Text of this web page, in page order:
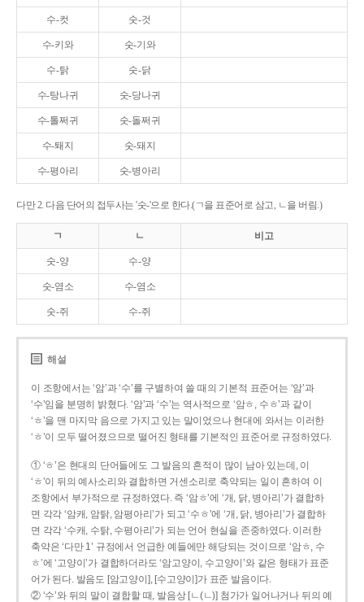
수-컷 숫-것
수-키와 숫-기와
수-탉 숫-닭
수-탕나귀 숫-당나귀
수-톨쩌귀 숫-돌쩌귀
수-퇘지 숫-돼지
수-평아리 숫-병아리
다만 2. 다음 단어의 접두사는 '숫-'으로 한다.(ㄱ을 표준어로 삼고, ㄴ을 버림.)
ㄱ ㄴ 비고
숫-양 수-양
숫-염소 수-염소
숫-쥐 수-쥐
해설
이 조항에서는 ‘암’과 ‘수’를 구별하여 쓸 때의 기본적 표준어는 ‘암’과
‘수’임을 분명히 밝혔다. ‘암’과 ‘수’는 역사적으로 ‘암ㅎ, 수ㅎ’과 같이
‘ㅎ’을 맨 마지막 음으로 가지고 있는 말이었으나 현대에 와서는 이러한
‘ㅎ’이 모두 떨어졌으므로 떨어진 형태를 기본적인 표준어로 규정하였다.
① ‘ㅎ’은 현대의 단어들에도 그 발음의 흔적이 많이 남아 있는데, 이
‘ㅎ’이 뒤의 예사소리와 결합하면 거센소리로 축약되는 일이 흔하여 이
조항에서 부가적으로 규정하였다. 즉 ‘암ㅎ’에 ‘개, 닭, 병아리’가 결합하
면 각각 ‘암캐, 암탉, 암평아리’가 되고 ‘수ㅎ’에 ‘개, 닭, 병아리’가 결합하
면 각각 ‘수캐, 수탉, 수평아리’가 되는 언어 현실을 존중하였다. 이러한
축약은 ‘다만 1’ 규정에서 언급한 예들에만 해당되는 것이므로 ‘암ㅎ, 수
ㅎ’에 ‘고양이’가 결합하더라도 ‘암고양이, 수고양이’와 같은 형태가 표준
어가 된다. 발음도 [암고양이], [수고양이]가 표준 발음이다.
② ‘수’와 뒤의 말이 결합할 때, 발음상 [ㄴ(ㄴ)] 첨가가 일어나거나 뒤의 예